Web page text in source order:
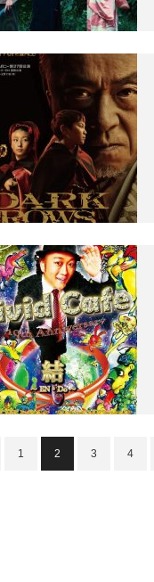
1 2 3 4